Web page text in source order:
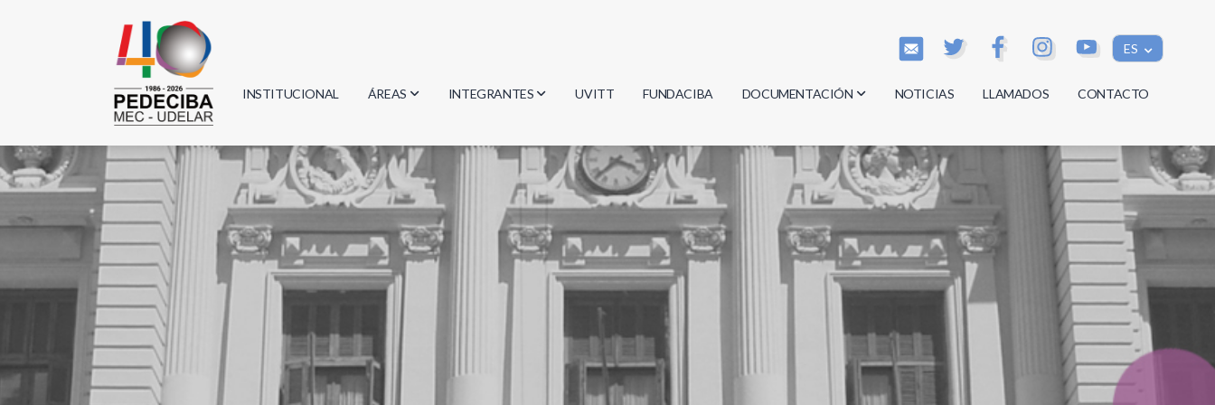
ES
INSTITUCIONAL ÁREAS
Biología
Física
Geociencias
Informática
Matemática
INTEGRANTES
Investigadores
Estudiantes
Egresados
UVITT FUNDACIBA DOCUMENTACIÓN
Actas
Reglamentos
Documentos
NOTICIAS LLAMADOS CONTACTO